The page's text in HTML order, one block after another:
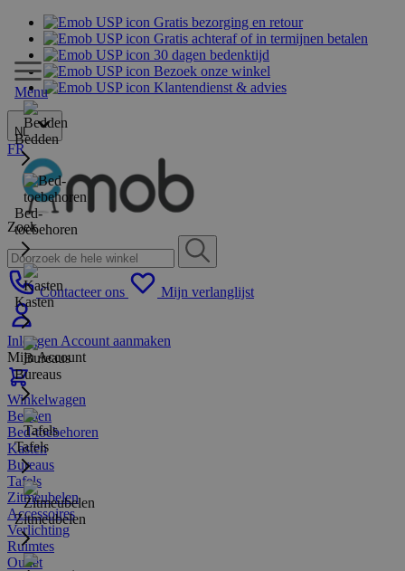
Gratis bezorging en retour
Gratis achteraf of in termijnen betalen
30 dagen bedenktijd
Bezoek onze winkel
Klantendienst & advies
NL
FR
Zoek
Contacteer ons Mijn verlanglijst
Inloggen Account aanmaken
Mijn Account
Winkelwagen
Menu
Bedden
Bed-
toebehoren
Kasten
Bureaus
Tafels
Zitmeubelen
Bedden
Bed-toebehoren
Kasten
Bureaus
Tafels
Zitmeubelen
Accessoires
Verlichting
Ruimtes
Outlet